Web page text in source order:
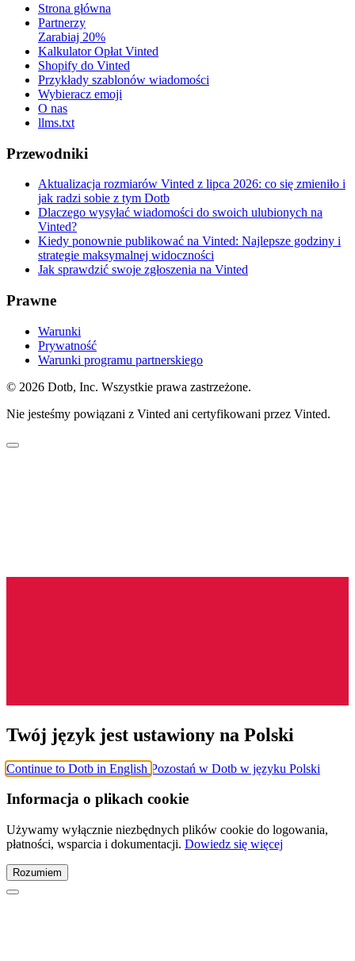
Strona główna
Partnerzy
Zarabiaj 20%
Kalkulator Opłat Vinted
Shopify do Vinted
Przykłady szablonów wiadomości
Wybieracz emoji
O nas
llms.txt
Przewodniki
Aktualizacja rozmiarów Vinted z lipca 2026: co się zmieniło i
jak radzi sobie z tym Dotb
Dlaczego wysyłać wiadomości do swoich ulubionych na
Vinted?
Kiedy ponownie publikować na Vinted: Najlepsze godziny i
strategie maksymalnej widoczności
Jak sprawdzić swoje zgłoszenia na Vinted
Prawne
Warunki
Prywatność
Warunki programu partnerskiego
© 2026 Dotb, Inc. Wszystkie prawa zastrzeżone.
Nie jesteśmy powiązani z Vinted ani certyfikowani przez Vinted.
Twój język jest ustawiony na Polski
Continue to Dotb in English Pozostań w Dotb w języku Polski
Informacja o plikach cookie
Używamy wyłącznie niezbędnych plików cookie do logowania,
płatności, wsparcia i dokumentacji. Dowiedz się więcej
Rozumiem